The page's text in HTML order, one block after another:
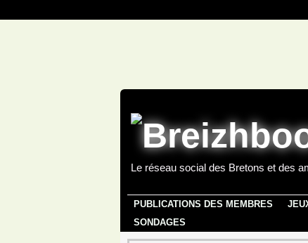
Le réseau social des Bretons et des
PUBLICATIONS DES MEMBRES
SONDAGES